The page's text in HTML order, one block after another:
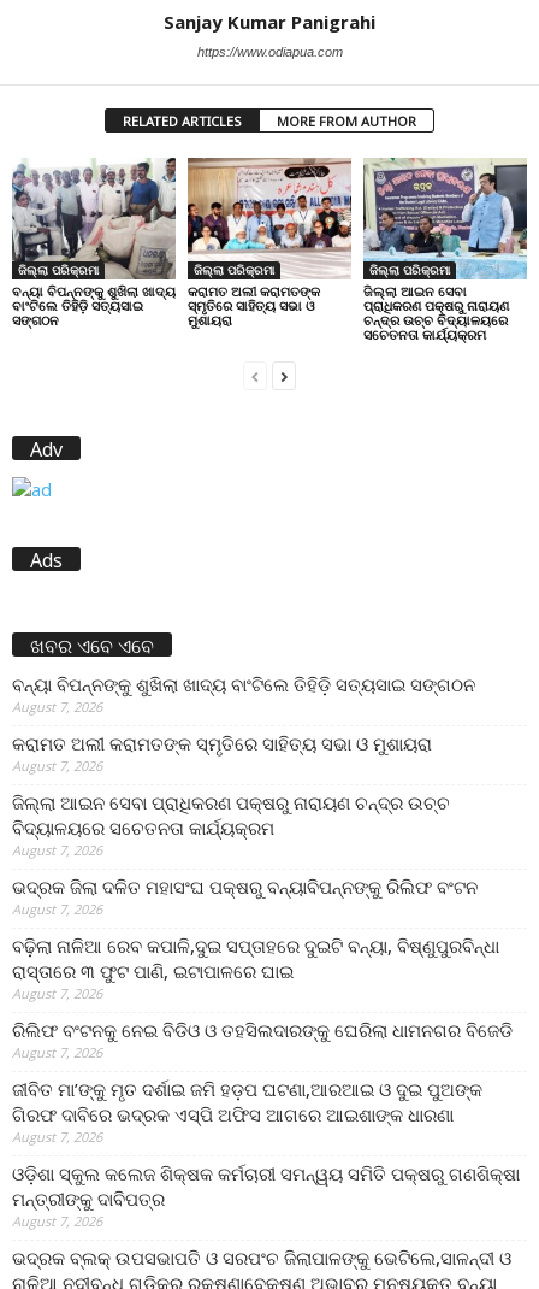
Sanjay Kumar Panigrahi
https://www.odiapua.com
RELATED ARTICLES MORE FROM AUTHOR
ଜିଲ୍ଲା ପରିକ୍ରମା
ବନ୍ୟା ବିପନ୍ନଙ୍କୁ ଶୁଖିଲା ଖାଦ୍ୟ
ବାଂଟିଲେ ତିହିଡି଼ ସତ୍ୟସାଇ
ସଙ୍ଗଠନ
ଜିଲ୍ଲା ପରିକ୍ରମା
କରାମତ ଅଲୀ କରାମତଙ୍କ
ସ୍ମୃତିରେ ସାହିତ୍ୟ ସଭା ଓ
ମୁଶାୟରା
ଜିଲ୍ଲା ପରିକ୍ରମା
ଜିଲ୍ଲା ଆଇନ ସେବା
ପ୍ରାଧିକରଣ ପକ୍ଷରୁ ନାରାୟଣ
ଚନ୍ଦ୍ର ଉଚ୍ଚ ବିଦ୍ୟାଳୟରେ
ସଚେତନତା କାର୍ଯ୍ୟକ୍ରମ
Adv
Ads
ଖବର ଏବେ ଏବେ
ବନ୍ୟା ବିପନ୍ନଙ୍କୁ ଶୁଖିଲା ଖାଦ୍ୟ ବାଂଟିଲେ ତିହିଡି଼ ସତ୍ୟସାଇ ସଙ୍ଗଠନ
August 7, 2026
କରାମତ ଅଲୀ କରାମତଙ୍କ ସ୍ମୃତିରେ ସାହିତ୍ୟ ସଭା ଓ ମୁଶାୟରା
August 7, 2026
ଜିଲ୍ଲା ଆଇନ ସେବା ପ୍ରାଧିକରଣ ପକ୍ଷରୁ ନାରାୟଣ ଚନ୍ଦ୍ର ଉଚ୍ଚ
ବିଦ୍ୟାଳୟରେ ସଚେତନତା କାର୍ଯ୍ୟକ୍ରମ
August 7, 2026
ଭଦ୍ରକ ଜିଲା ଦଳିତ ମହାସଂଘ ପକ୍ଷରୁ ବନ୍ୟାବିପନ୍ନଙ୍କୁ ରିଲିଫ ବଂଟନ
August 7, 2026
ବଢ଼ିଲା ନାଳିଆ ରେବ କପାଳି,ଦୁଇ ସପ୍ତାହରେ ଦୁଇଟି ବନ୍ୟା, ବିଷ୍ଣୁପୁରବିନ୍ଧା
ରାସ୍ତାରେ ୩ ଫୁଟ ପାଣି, ଇଟାପାଳରେ ଘାଇ
August 7, 2026
ରିଲିଫ ବଂଟନକୁ ନେଇ ବିଡିଓ ଓ ତହସିଲଦାରଙ୍କୁ ଘେରିଲା ଧାମନଗର ବିଜେଡି
August 7, 2026
ଜୀବିତ ମା’ଙ୍କୁ ମୃତ ଦର୍ଶାଇ ଜମି ହଡ଼ପ ଘଟଣା,ଆରଆଇ ଓ ଦୁଇ ପୁଅଙ୍କ
ଗିରଫ ଦାବିରେ ଭଦ୍ରକ ଏସ୍‌ପି ଅଫିସ ଆଗରେ ଆଇଶାଙ୍କ ଧାରଣା
August 7, 2026
ଓଡ଼ିଶା ସ୍କୁଲ କଲେଜ ଶିକ୍ଷକ କର୍ମଚାରୀ ସମନ୍ୱୟ ସମିତି ପକ୍ଷରୁ ଗଣଶିକ୍ଷା
ମନ୍ତ୍ରୀଙ୍କୁ ଦାବିପତ୍ର
August 7, 2026
ଭଦ୍ରକ ବ୍ଲକ୍ ଉପସଭାପତି ଓ ସରପଂଚ ଜିଲାପାଳଙ୍କୁ ଭେଟିଲେ,ସାଳନ୍ଦୀ ଓ
ନାଳିଆ ନଦୀବନ୍ଧ ଗୁଡିକର ରକ୍ଷଣାବେକ୍ଷଣ ଅଭାବରୁ ମନୁଷ୍ୟକୃତ ବନ୍ୟା